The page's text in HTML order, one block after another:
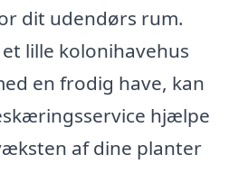
dit udendørs rum.
lille kolonihavehus
en frodig have, kan
hjælpe
af dine planter